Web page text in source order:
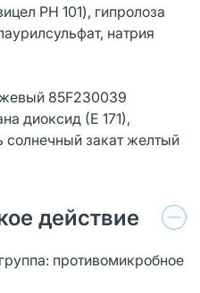
PH 101), гипролоза
натрия
85F230039
диоксид (Е 171),
солнечный закат желтый
действие
противомикробное